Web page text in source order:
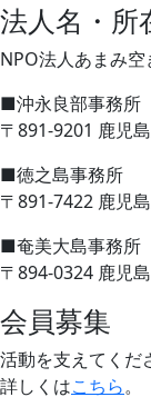
法人名・所
NPO法人あまみ空
■沖永良部事務所
〒891-9201 鹿児
■徳之島事務所
〒891-7422 鹿児
■奄美大島事務所
〒894-0324 鹿児
会員募集
活動を支えてくだ
詳しくはこちら。